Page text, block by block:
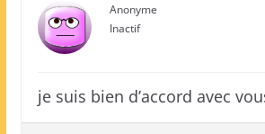
Anonyme
Inactif
je suis bien d’accord avec